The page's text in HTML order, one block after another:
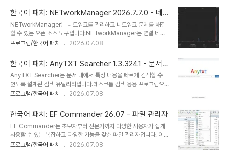
므로 이전 컴퓨터..
을 캡처할 수 있는 WinCam은 녹화를 놓치지 않도록 보장하는 동시
에 하드웨어 가속을 통해 비디오를 실시간으로 정말 쉽게 렌더링하고
인코딩할 수 있습니다.한국어 공식 번역: VenusGirl ´``°³о홈페이
지WinCam_4.0-setup.exe
한국어 패치: NETworkManager 2026.7.7.0 - 네
트워크 관리/문제 해결
NETworkManager는 네트워크를 관리하고 네트워크 문제를 해결
할 수 있는 오픈 소스 도구입니다.NETworkManager는 연결 네트
워크 관리를 지원할 수 있는 여러 도구를 중앙 집중식으로 관리합니다.
구에 액세스할 수 있습니다. 이러한 도구를 사용하여 네트워크 인터페
이스와 IP 주소, DNS 서버 등과 같은 기타 필수 정보를 볼 수 있습니
다. 연결된 네트워크 카드는 프로필을 사용하여 구성할 수 있습니다.
또한 PING 또는 빠른 조회, 포트 및 호스트 스캔, 서버(PuTTy/VNC
사용) 연결, Wake on Lan 등을 수행할 수도 있습니
모든 필수 도구..
프로그램/한국어 패치 2026.07.08
한국어 패치: AnyTXT Searcher 1.3.3241 - 문서
내에서 특정 내용을 빠르게 검색
AnyTXT Searcher는 문서 내에서 특정 내용을 빠르게 검색할 수
있도록 설계된 검색 유틸리티입니다.데스크톱 검색 응용 프로그램으
로 사용할 수 있는 간단하지만 강력한 로컬 데이터 전체 텍스트 검색
일을 찾아야 할 때 이름에 의한 검색이 실패했을 때 모든 TXT 검색기
가 유용합니다. 이것은 일반적으로 사용되는 문서의 텍스트를 종속성
없이 추출하는 강력한 내장 문서 구문 분석 엔진을 가지고 있습니다.
또한 내장 고속 인덱싱 시스템을 결합하여 텍스트의 메타데이터를 저
장합니다.AnyTXT Searcher의 UI는 간단하며 컴퓨터에 존재하는
프로그램/한국어 패치 2026.07.08
한국어 패치: EF Commander 26.07 - 파일 관리자
EF Commander는 초보자부터 전문가까지 다양한 사용자가 쉽게
사용할 수 있는 복잡하고 다양한 기능을 갖춘 파일 관리자입니다. 이는
저자가 많은 요청을 받은 결과입니다. 첫 번째 버전은 1994년에
프로그램/한국어 패치 2026.07.08